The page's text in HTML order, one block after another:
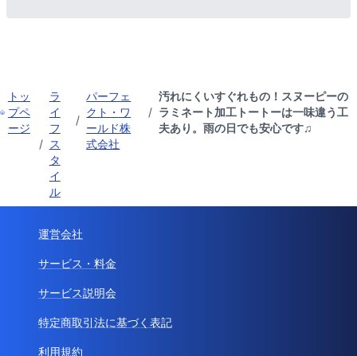
トッ
プペ
ージ
/
ラ
イ
フ
ス
タ
イ
ル
/
パーフェ
クト・ワ
ールド株
式会社
/
汚れにくいすぐれもの！スヌーピーの
ラミネート加工トートーは一味違う工
夫あり。雨の日でも安心です♫
運営会社
サービス・料金
サービス説明会
特定商取引法に基づく表記
利用規約